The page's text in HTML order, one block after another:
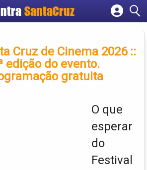
Cadastrar empresa
Criar conta
Cruz de Cinema 2026 ::
edição do evento.
gratuita
O que
esperar
do
Festival